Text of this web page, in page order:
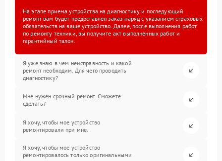
На этапе приема устройства на диагностику и последующий
ремонт вам будет предоставлен заказ-наряд с указанием страховых
обязательств на ваше устройство. Далее, после выполнения работ
по ремонту техники, вы получите акт выполненных работ и
гарантийный талон.
Я уже знаю в чем неисправность и какой
ремонт необходим. Для чего проводить
диагностику?
Мне нужен срочный ремонт. Сможете
сделать?
Я хочу, чтобы мое устройство
ремонтировали при мне.
Я хочу, чтобы мое устройство
ремонтировалось только оригинальными